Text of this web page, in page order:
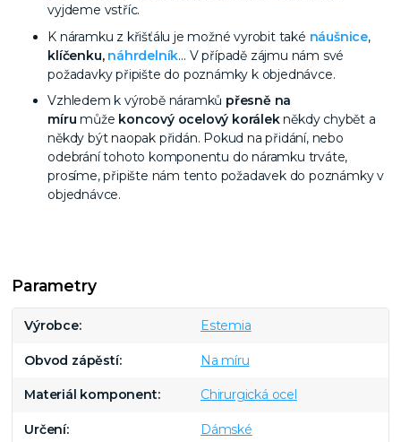
vyjdeme vstříc.
K náramku z křišťálu je možné vyrobit také náušnice,
klíčenku, náhrdelník… V případě zájmu nám své
požadavky připište do poznámky k objednávce.
Vzhledem k výrobě náramků přesně na
míru může koncový ocelový korálek někdy chybět a
někdy být naopak přidán. Pokud na přidání, nebo
odebrání tohoto komponentu do náramku trváte,
prosíme, připište nám tento požadavek do poznámky v
objednávce.
Parametry
Výrobce Estemia
Obvod zápěstí Na míru
Materiál komponent Chirurgická ocel
Určení Dámské